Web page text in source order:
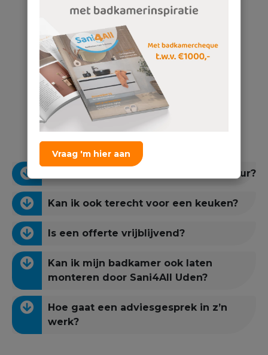
Vraag 'm hier aan
Veelgestelde vragen
Is er parkeergelegenheid voor de deur?
Kan ik ook terecht voor een keuken?
Is een offerte vrijblijvend?
Kan ik mijn badkamer ook laten
monteren door Sani4All Uden?
Hoe gaat een adviesgesprek in z’n
werk?